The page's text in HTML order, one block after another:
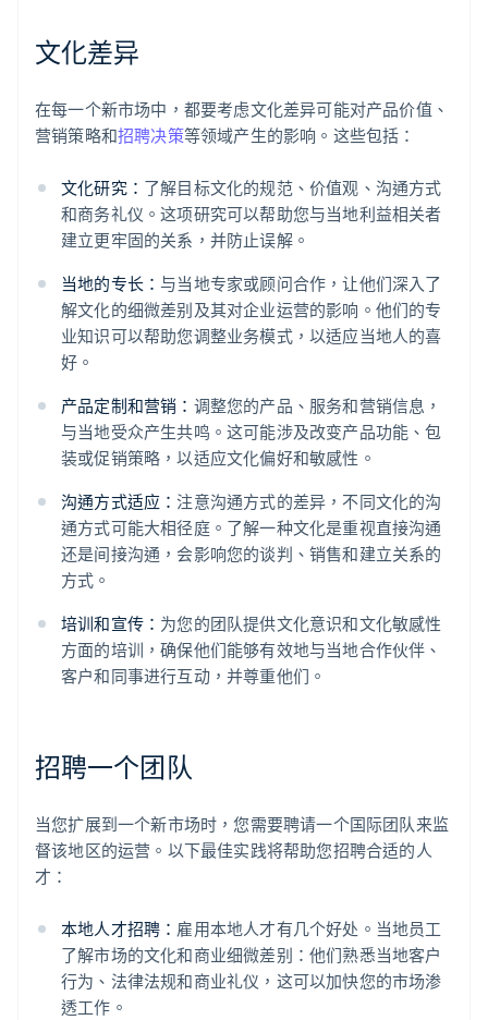
文化差异
在每一个新市场中，都要考虑文化差异可能对产品价值、
营销策略和招聘决策等领域产生的影响。这些包括：
文化研究： 了解目标文化的规范、价值观、沟通方式
和商务礼仪。这项研究可以帮助您与当地利益相关者
建立更牢固的关系，并防止误解。
当地的专长：与当地专家或顾问合作，让他们深入了
解文化的细微差别及其对企业运营的影响。他们的专
业知识可以帮助您调整业务模式，以适应当地人的喜
好。
产品定制和营销： 调整您的产品、服务和营销信息，
与当地受众产生共鸣。这可能涉及改变产品功能、包
装或促销策略，以适应文化偏好和敏感性。
沟通方式适应：注意沟通方式的差异，不同文化的沟
通方式可能大相径庭。了解一种文化是重视直接沟通
还是间接沟通，会影响您的谈判、销售和建立关系的
方式。
培训和宣传： 为您的团队提供文化意识和文化敏感性
方面的培训，确保他们能够有效地与当地合作伙伴、
客户和同事进行互动，并尊重他们。
招聘一个团队
当您扩展到一个新市场时，您需要聘请一个国际团队来监
督该地区的运营。以下最佳实践将帮助您招聘合适的人
才：
本地人才招聘： 雇用本地人才有几个好处。当地员工
了解市场的文化和商业细微差别：他们熟悉当地客户
行为、法律法规和商业礼仪，这可以加快您的市场渗
透工作。